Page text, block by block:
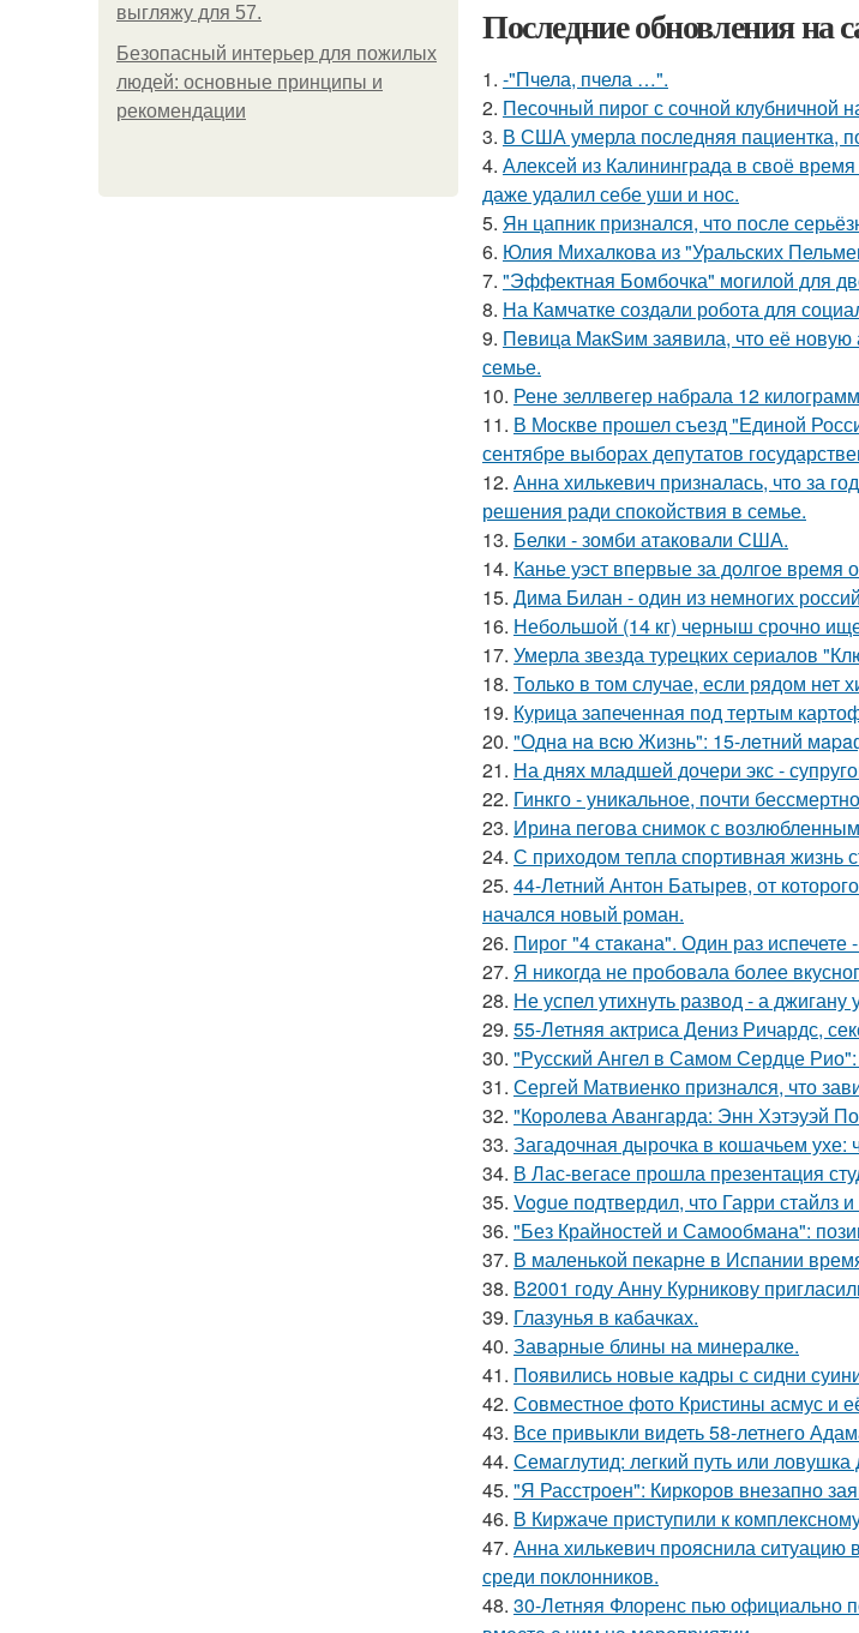
выгляжу для 57.
Безопасный интерьер для пожилых
людей: основные принципы и
рекомендации
Последние обновления на
1. -"Пчела, пчела …".
2. Песочный пирог с сочной клубничной
3. В США умерла последняя пациентка,
4. Алексей из Калининграда в своё
даже удалил себе уши и нос.
5. Ян цапник признался, что после
6. Юлия Михалкова из "Уральских
7. "Эффектная Бомбочка" могилой для
8. На Камчатке создали робота для
9. Пeвица MакSим заявила, что её
семье.
10. Рене зеллвегер набрала 12
11. В Москве прошел съезд "Единой
сентябре выборах депутатов
12. Анна хилькевич призналась, что за
решения ради спокойствия в семье.
13. Белки - зомби атаковали США.
14. Канье уэст впервые за долгое время
15. Дима Билан - один из немногих
16. Небольшой (14 кг) черныш срочно
17. Умерла звезда турецких сериалов
18. Только в том случае, если рядом нет
19. Курица запеченная под тертым
20. "Однa нa вcю Жизнь": 15-лeтний
21. На днях младшей дочери экс -
22. Гинкго - уникальное, почти
23. Ирина пегова снимок с
24. С приходом тепла спортивная жизнь
25. 44-Летний Антон Батырев, от
начался новый роман.
26. Пирог "4 стaкана". Один раз испечете
27. Я никогда не пробовала более
28. Не успел утихнуть развод - а
29. 55-Летняя актриса Дениз Ричардс,
30. "Русский Ангел в Самом Сердце
31. Сергей Матвиенко признался, что
32. "Королева Авангарда: Энн Хэтэуэй
33. Загадочная дырочка в кошачьем ухе:
34. В Лас-вегасе прошла презентация
35. Vogue подтвердил, что Гарри
36. "Без Крайностей и Самообмана":
37. В маленькой пекарне в Испании
38. В2001 году Анну Курникову
39. Глазунья в кабачках.
40. Заварные блины на минералке.
41. Появились новые кадры с сидни
42. Совместное фото Кристины асмус и
43. Все привыкли видеть 58-летнего
44. Семаглутид: легкий путь или ловушка
45. "Я Расстроен": Киркоров внезапно
46. В Киржаче приступили к
47. Анна хилькевич прояснила ситуацию
среди поклонников.
48. 30-Летняя Флоренс пью официально